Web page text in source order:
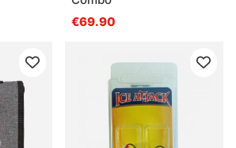
€69.90